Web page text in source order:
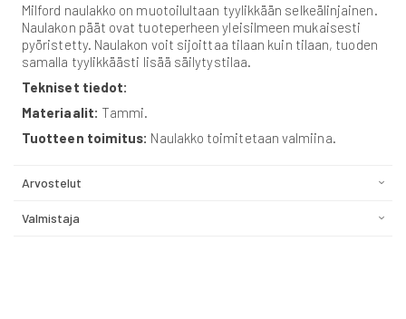
Milford naulakko on muotoilultaan tyylikkään selkeälinjainen.
Naulakon päät ovat tuoteperheen yleisilmeen mukaisesti
pyöristetty. Naulakon voit sijoittaa tilaan kuin tilaan, tuoden
samalla tyylikkäästi lisää säilytystilaa.
Tekniset tiedot:
Materiaalit: Tammi.
Tuotteen toimitus: Naulakko toimitetaan valmiina.
Arvostelut
Valmistaja